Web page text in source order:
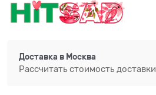
Доставка в Москва
Рассчитать стоимость доставки